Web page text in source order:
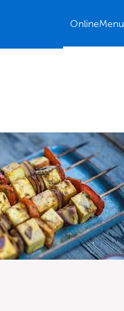
OnlineMenu